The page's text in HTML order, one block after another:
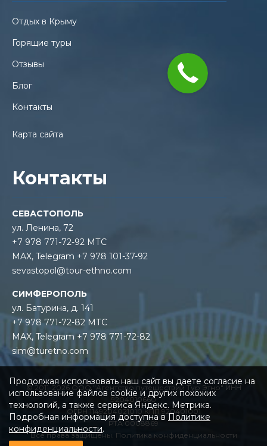
Продолжая использовать наш сайт вы даете согласие на
использование файлов cookie и других похожих
технологий, а также сервиса Яндекс. Метрика.
Подробная информация доступна вПолитике
конфиденциальности.
Отдых в Крыму
Горящие туры
Отзывы
Блог
Контакты
Карта сайта
Контакты
СЕВАСТОПОЛЬ
ул. Ленина, 72
+7 978 771-72-92 МТС
MAX, Telegram +7 978 101-37-92
sevastopol@tour-ethno.com
СИМФЕРОПОЛЬ
ул. Батурина, д. 141
+7 978 771-72-82 МТС
MAX, Telegram +7 978 771-72-82
sim@turetno.com
© 2011-2026 ООО "Агентство путешествий Тур Этно" ИНН
9204010660
ОГРН 1149204021010 КПП 920401001
РТА 0008869
Все права защищены. Политика конфиденциальности